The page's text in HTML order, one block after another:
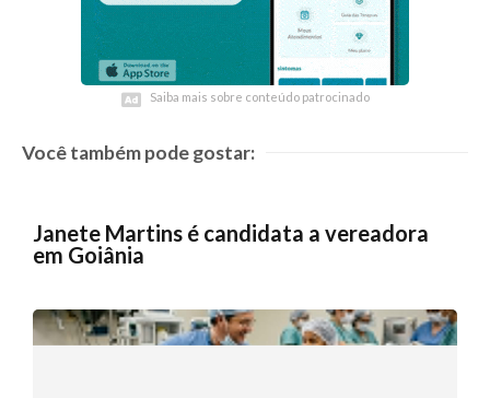
Saiba mais sobre conteúdo patrocinado
Saiba mais sobre conteúdo patrocinado
Você também pode gostar:
Janete Martins é candidata a vereadora
em Goiânia